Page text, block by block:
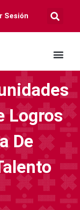
Sesión
Logros
De